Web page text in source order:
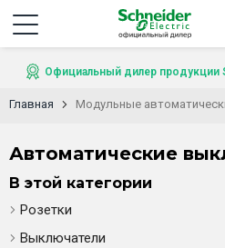
Официальный дилер продукции
Главная Модульные
Автоматические
В этой категории
Розетки
Выключатели